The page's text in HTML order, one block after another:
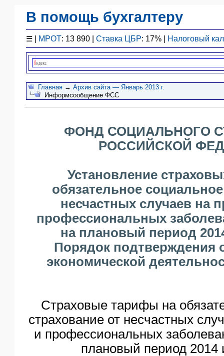
В помощь бухгалтеру
☰ МРОТ: 13 890 | Ставка ЦБР: 17% | Налоговый
Законодательство
F1 - Отчетность
План счетов
Справочник
Упрощенка
Договоры
Главная → Архив сайта — Январь 2013 г.
Информсообщение ФСС
ФОНД СОЦИАЛЬНОГО
РОССИЙСКОЙ
Установление
обязательное
несчастных случаев на
профессиональных
на плановый период
Порядок подтверждения
экономической
Страховые тарифы на
страхование от несчастных
и профессиональных
плановый период 2014